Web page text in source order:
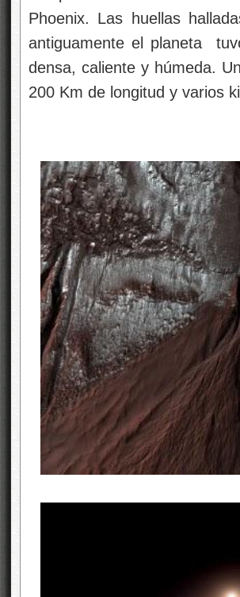
Phoenix. Las huellas
antiguamente el planeta
densa, caliente y húmeda.
200 Km de longitud y varios